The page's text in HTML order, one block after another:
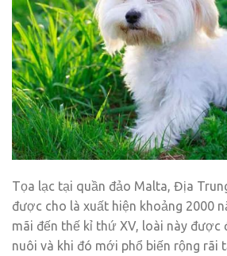
Tọa lạc tại quần đảo Malta, Địa
được cho là xuất hiện khoảng 2000
mãi đến thế kỉ thứ XV, loài này được
nuôi và khi đó mới phổ biến rộng rãi